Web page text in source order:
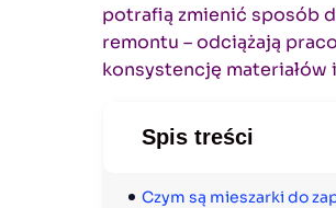
potrafią zmienić sposób
remontu – odciążają
konsystencję
Spis treści
Czym są mieszarki do